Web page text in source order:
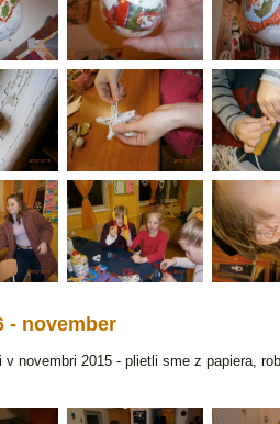
- november
novembri 2015 - plietli sme z papiera,